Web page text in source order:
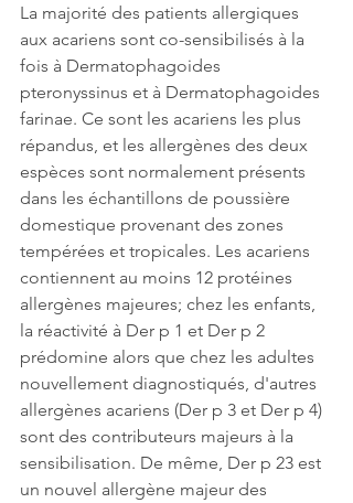
La majorité des patients allergiques
aux acariens sont co-sensibilisés à la
fois à Dermatophagoides
pteronyssinus et à Dermatophagoides
farinae. Ce sont les acariens les plus
répandus, et les allergènes des deux
espèces sont normalement présents
dans les échantillons de poussière
domestique provenant des zones
tempérées et tropicales. Les acariens
contiennent au moins 12 protéines
allergènes majeures; chez les enfants,
la réactivité à Der p 1 et Der p 2
prédomine alors que chez les adultes
nouvellement diagnostiqués, d'autres
allergènes acariens (Der p 3 et Der p 4)
sont des contributeurs majeurs à la
sensibilisation. De même, Der p 23 est
un nouvel allergène majeur des